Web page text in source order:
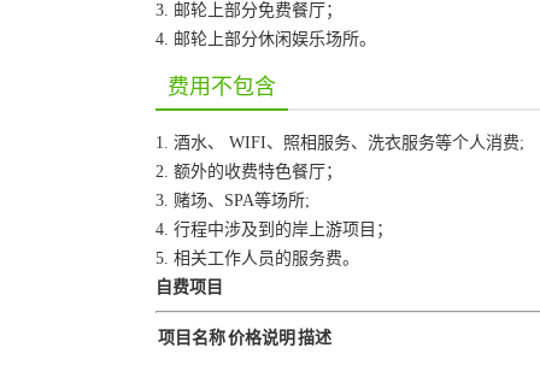
3. 邮轮上部分免费餐厅；
4. 邮轮上部分休闲娱乐场所。
费用不包含
1. 酒水、 WIFI、照相服务、洗衣服务等个人消费;
2. 额外的收费特色餐厅；
3. 赌场、SPA等场所;
4. 行程中涉及到的岸上游项目；
5. 相关工作人员的服务费。
自费项目
项目名称价格说明 描述